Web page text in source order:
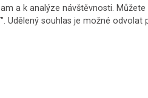
O společnosti
a k analýze návštěvnosti.
Udělený souhlas je možné odvolat